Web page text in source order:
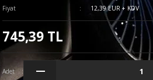
Fiyat
12,39 EUR + KDV
745,39 TL
Adet